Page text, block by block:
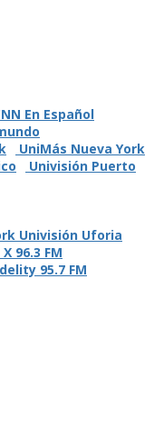
En Español
UniMás Nueva York
Univisión Puerto
96.3 FM
95.7 FM